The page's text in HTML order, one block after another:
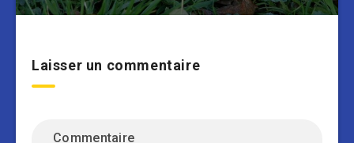
Laisser un commentaire